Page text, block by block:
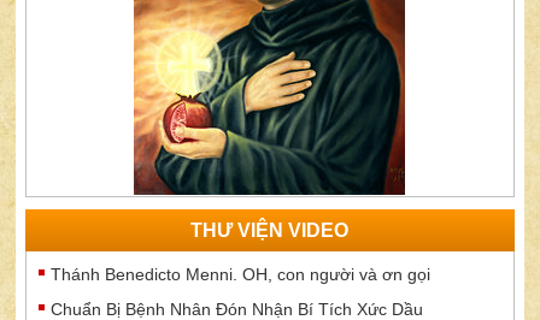
THƯ VIỆN VIDEO
Thánh Benedicto Menni. OH, con người và ơn gọi
Chuẩn Bị Bệnh Nhân Đón Nhận Bí Tích Xức Dầu